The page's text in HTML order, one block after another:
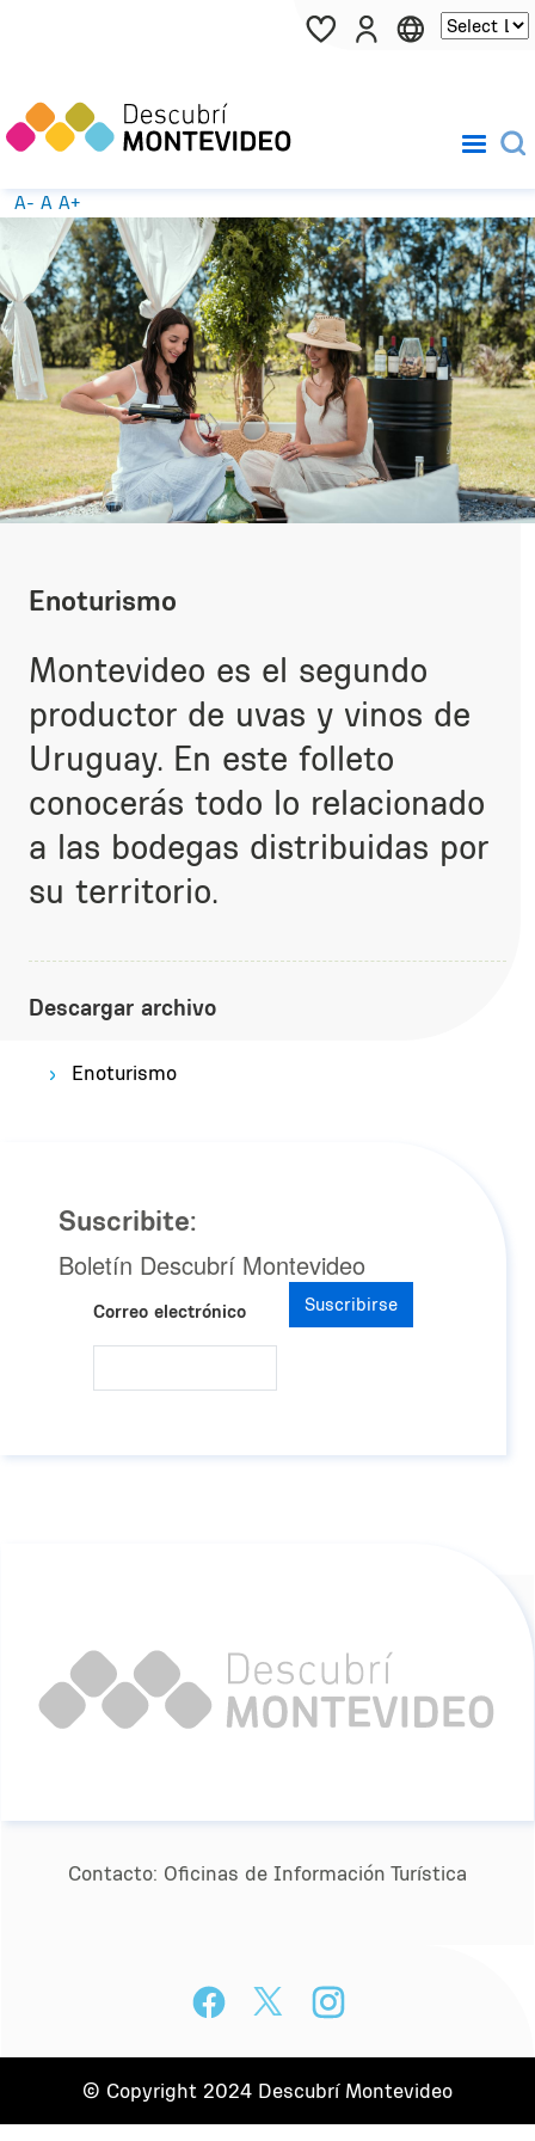
Pasar al contenido principal
A- A A+
Enoturismo
Montevideo es el segundo
productor de uvas y vinos de
Uruguay. En este folleto
conocerás todo lo relacionado
a las bodegas distribuidas por
su territorio.
Descargar archivo
Enoturismo
Suscribite:
Boletín Descubrí Montevideo
Correo electrónico Suscribirse
Contacto: Oﬁcinas de Información Turística
© Copyright 2024 Descubrí Montevideo